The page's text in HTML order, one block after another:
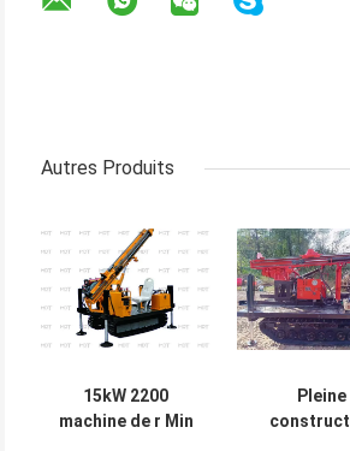
Autres Produits
15kW 2200
machine de r Min
Pleine